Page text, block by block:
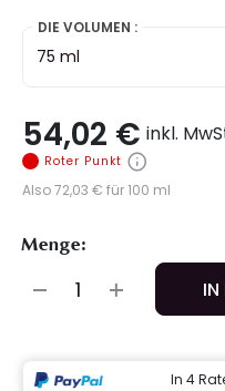
DIE VOLUMEN :
75 ml
54,02 € inkl.
Roter Punkt
Also 72,03 € für 100 ml
Menge:
IN
In 4